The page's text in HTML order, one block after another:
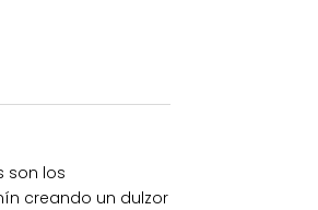
son los
creando un dulzor